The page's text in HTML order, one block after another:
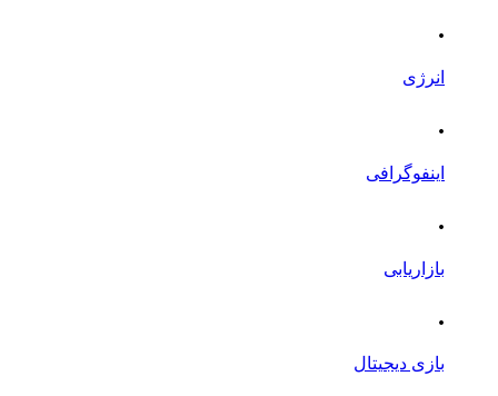
.
انرژی
.
اینفوگرافی
.
بازاریابی
.
بازی دیجیتال